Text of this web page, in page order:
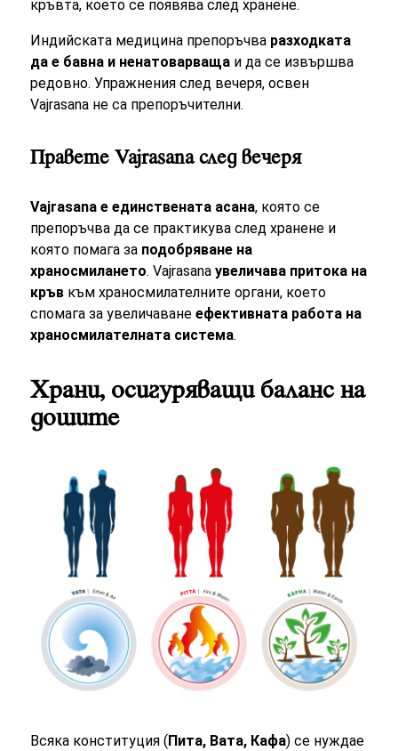
кръвта, което се появява след хранене.
Индийската медицина препоръчва разходката
да е бавна и ненатоварваща и да се извършва
редовно. Упражнения след вечеря, освен
Vajrasana не са препоръчителни.
Правете Vajrasana след вечеря
Vajrasana е единствената асана, която се
препоръчва да се практикува след хранене и
която помага за подобряване на
храносмилането. Vajrasanaувеличава притока на
кръв към храносмилателните органи, което
спомага за увеличаванеефективната работа на
храносмилателната система.
Храни, осигуряващи баланс на
дошите
Всяка конституция ( Пита, Вата, Кафа) се нуждае